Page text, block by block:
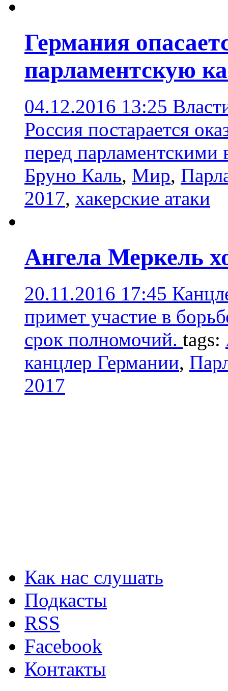
Германия
парламентскую
04.12.2016 13:25
Россия постарается
перед
Бруно Каль, Мир,
2017, хакерские атаки
Ангела Меркель
20.11.2016 17:45
примет участие в
срок полномочий. tags:
канцлер Германии,
2017
Как нас слушать
Подкасты
RSS
Facebook
Контакты